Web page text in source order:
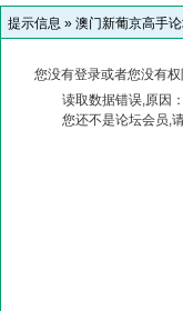
提示信息 » 澳门新葡京高手
您没有登录或者您没有
读取数据错误,原因
您还不是论坛会员,